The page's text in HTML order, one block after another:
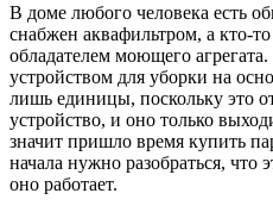
В доме любого человека есть
снабжен аквафильтром, а кто-
обладателем моющего
устройством для уборки на
лишь единицы, поскольку это
устройство, и оно только
значит пришло время купить
начала нужно разобраться, что
оно работает.